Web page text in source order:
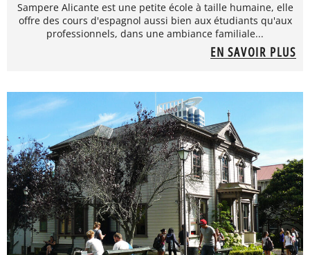
Sampere Alicante est une petite école à taille humaine, elle
offre des cours d'espagnol aussi bien aux étudiants qu'aux
professionnels, dans une ambiance familiale...
EN SAVOIR PLUS